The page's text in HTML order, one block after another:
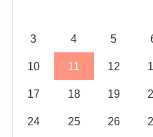
3 4 5
10 11 12
17 18 19
24 25 26